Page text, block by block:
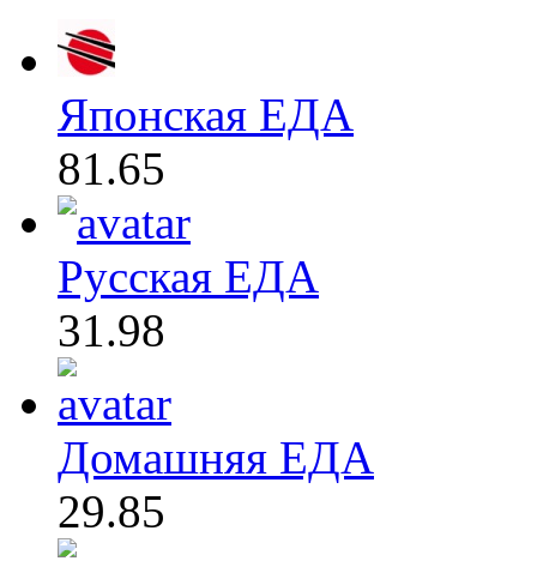
Японская ЕДА
81.65
Русская ЕДА
31.98
Домашняя ЕДА
29.85